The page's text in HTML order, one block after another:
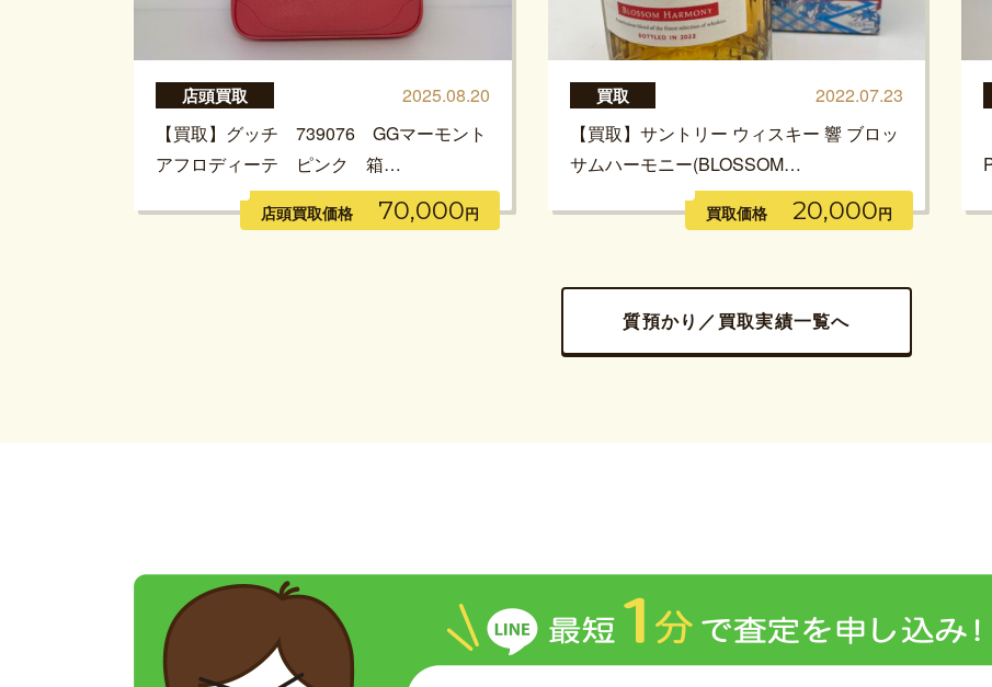
店頭買取
2025.08.20
【買取】グッチ 739076 GGマーモント
アフロディーテ ピンク 箱…
店頭買取価格 70,000円
買取
2022.07.23
【買取】サントリー ウィスキー 響 ブロッ
サムハーモニー(BLOSSOM…
買取価格 20,000円
質預かり／買取実績一覧へ